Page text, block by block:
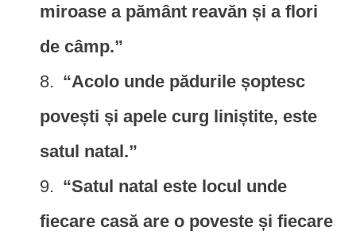
miroase a pământ reavăn și a flori
de câmp.”
“Acolo unde pădurile șoptesc
povești și apele curg liniștite, este
satul natal.”
“Satul natal este locul unde
fiecare casă are o poveste și fiecare